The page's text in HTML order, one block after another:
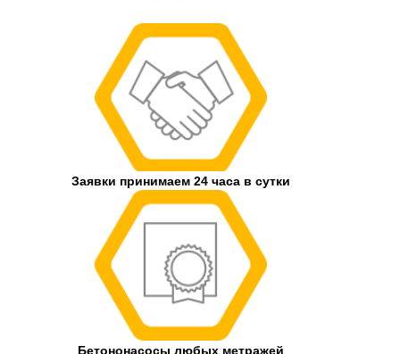
Заявки принимаем 24 часа в сутки
Бетононасосы любых метражей